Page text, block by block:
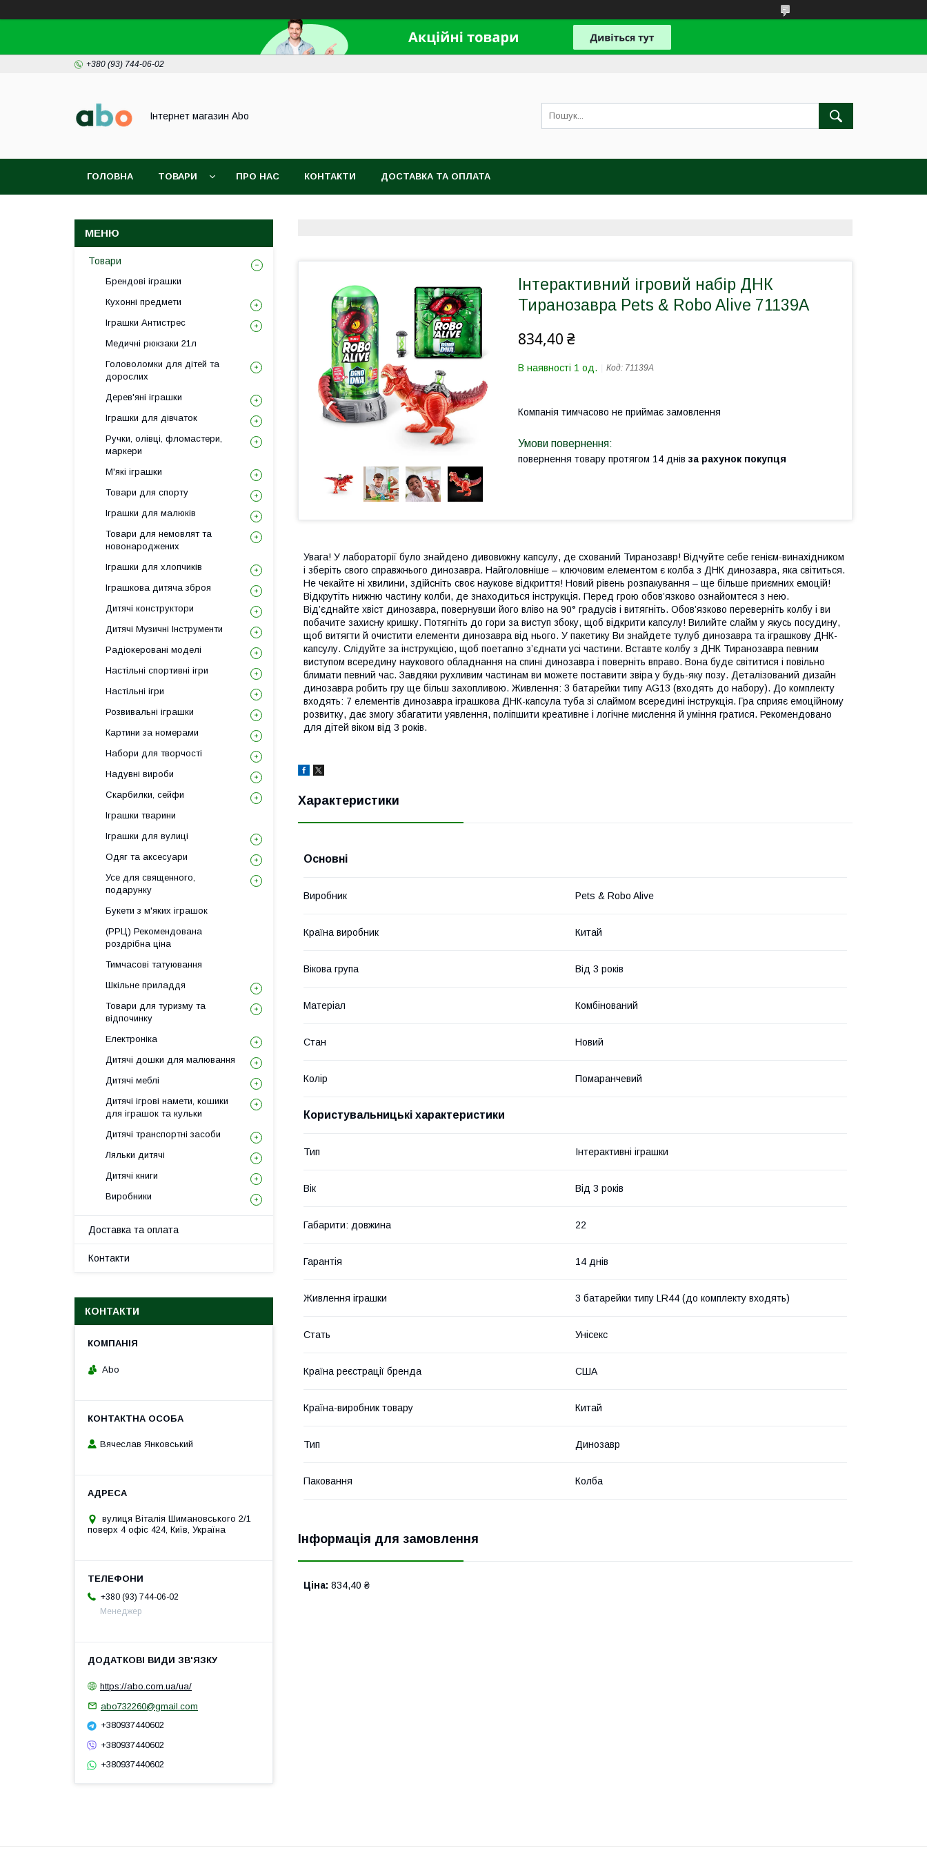
+380 (93) 744-06-02
Інтернет магазин Abo
ГОЛОВНА ТОВАРИ ПРО НАС КОНТАКТИ ДОСТАВКА ТА ОПЛАТА
Інтерактивний ігровий набір ДНК
Тиранозавра Pets & Robo Alive 71139A
834,40 ₴
В наявності 1 од. Код: 71139A
Компанія тимчасово не приймає замовлення
повернення товару протягом 14 днів за рахунок покупця
Увага! У лабораторії було знайдено дивовижну капсулу, де схований Тиранозавр! Відчуйте себе генієм-винахідником
і зберіть свого справжнього динозавра. Найголовніше – ключовим елементом є колба з ДНК динозавра, яка світиться.
Не чекайте ні хвилини, здійсніть своє наукове відкриття! Новий рівень розпакування – ще більше приємних емоцій!
Відкрутіть нижню частину колби, де знаходиться інструкція. Перед грою обов’язково ознайомтеся з нею.
Від’єднайте хвіст динозавра, повернувши його вліво на 90° градусів і витягніть. Обов’язково переверніть колбу і ви
побачите захисну кришку. Потягніть до гори за виступ збоку, щоб відкрити капсулу! Вилийте слайм у якусь посудину,
щоб витягти й очистити елементи динозавра від нього. У пакетику Ви знайдете тулуб динозавра та іграшкову ДНК-
капсулу. Слідуйте за інструкцією, щоб поетапно з’єднати усі частини. Вставте колбу з ДНК Тиранозавра певним
виступом всередину наукового обладнання на спині динозавра і поверніть вправо. Вона буде світитися і повільно
блимати певний час. Завдяки рухливим частинам ви можете поставити звіра у будь-яку позу. Деталізований дизайн
динозавра робить гру ще більш захопливою. Живлення: 3 батарейки типу АG13 (входять до набору). До комплекту
входять: 7 елементів динозавра іграшкова ДНК-капсула туба зі слаймом всередині інструкція. Гра сприяє емоційному
розвитку, дає змогу збагатити уявлення, поліпшити креативне і логічне мислення й уміння гратися. Рекомендовано
для дітей віком від 3 років.
Характеристики
Основні
Виробник Pets & Robo Alive
Країна виробник Китай
Вікова група Від 3 років
Матеріал Комбінований
Стан Новий
Колір Помаранчевий
Користувальницькі характеристики
Тип Інтерактивні іграшки
Вік Від 3 років
Габарити: довжина 22
Гарантія 14 днів
Живлення іграшки 3 батарейки типу LR44 (до комплекту входять)
Стать Унісекс
Країна реєстрації бренда США
Країна-виробник товару Китай
Тип Динозавр
Паковання Колба
Інформація для замовлення
Ціна: 834,40 ₴
Товари
Брендові іграшки
Кухонні предмети
Іграшки Антистрес
Медичні рюкзаки 21л
Головоломки для дітей та
дорослих
Дерев'яні іграшки
Іграшки для дівчаток
Ручки, олівці, фломастери,
маркери
М'які іграшки
Товари для спорту
Іграшки для малюків
Товари для немовлят та
новонароджених
Іграшки для хлопчиків
Іграшкова дитяча зброя
Дитячі конструктори
Дитячі Музичні Інструменти
Радіокеровані моделі
Настільні спортивні ігри
Настільні ігри
Розвивальні іграшки
Картини за номерами
Набори для творчості
Надувні вироби
Скарбилки, сейфи
Іграшки тварини
Іграшки для вулиці
Одяг та аксесуари
Усе для священного,
подарунку
Букети з м'яких іграшок
(РРЦ) Рекомендована
роздрібна ціна
Тимчасові татуювання
Шкільне приладдя
Товари для туризму та
відпочинку
Електроніка
Дитячі дошки для малювання
Дитячі меблі
Дитячі ігрові намети, кошики
для іграшок та кульки
Дитячі транспортні засоби
Ляльки дитячі
Дитячі книги
Виробники
Доставка та оплата
Контакти
КОНТАКТИ
Abo
Вячеслав Янковський
вулиця Віталія Шимановського 2/1
поверх 4 офіс 424, Київ, Україна
+380 (93) 744-06-02
Менеджер
https://abo.com.ua/ua/
abo732260@gmail.com
+380937440602
+380937440602
+380937440602